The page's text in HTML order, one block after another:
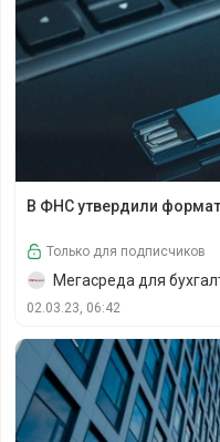
В ФНС утвердили формат
Только для подписчиков
Мегасреда для
02.03.23, 06:42